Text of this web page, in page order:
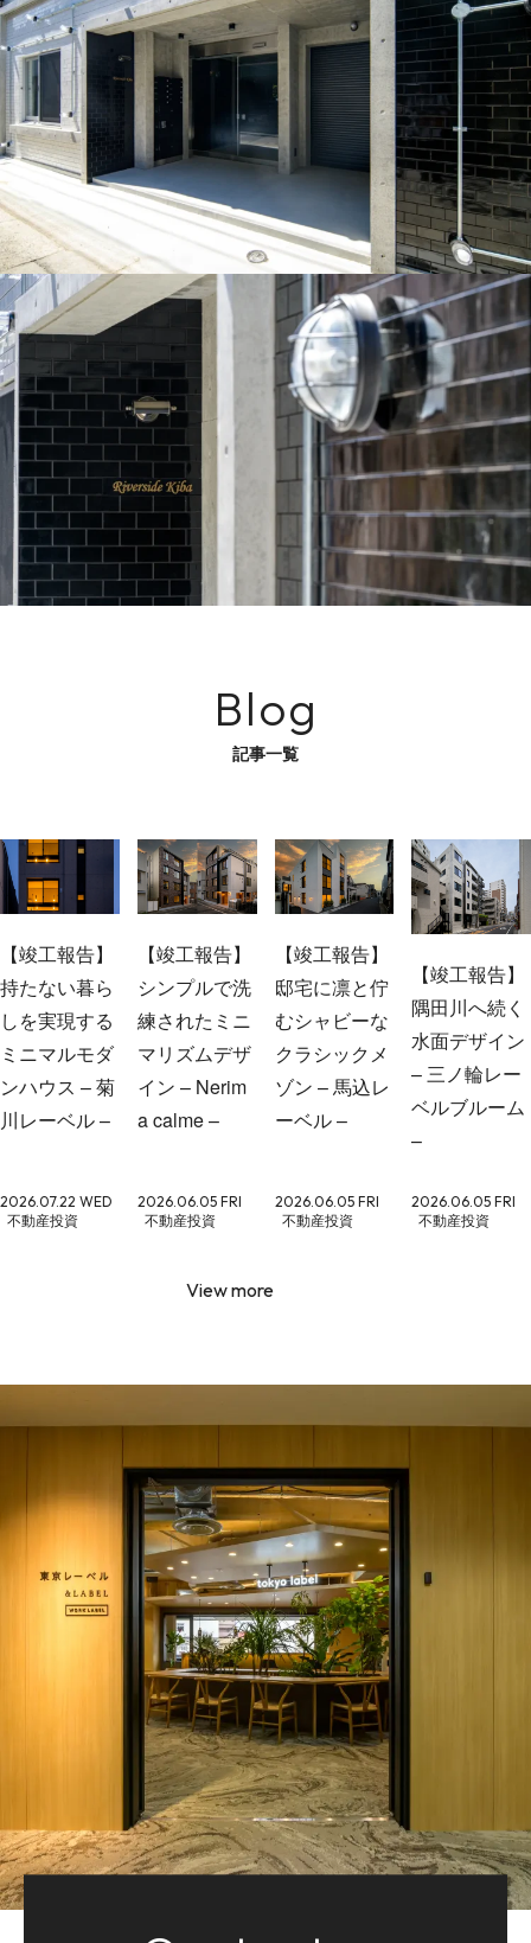
Blog
記事一覧
【竣工報告】
持たない暮ら
しを実現する
ミニマルモダ
ンハウス – 菊
川レーベル –
2026.07.22 WED
不動産投資
【竣工報告】
シンプルで洗
練されたミニ
マリズムデザ
イン – Nerim
a calme –
2026.06.05 FRI
不動産投資
【竣工報告】
邸宅に凛と佇
むシャビーな
クラシックメ
ゾン – 馬込レ
ーベル –
2026.06.05 FRI
不動産投資
【竣工報告】
隅田川へ続く
水面デザイン
– 三ノ輪レー
ベルブルーム
–
2026.06.05 FRI
不動産投資
View more